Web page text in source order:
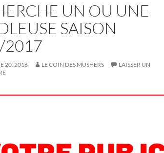
UN OU UNE
SAISON
2017
20, 2016 LE COIN DES MUSHERS
LAISSER UN